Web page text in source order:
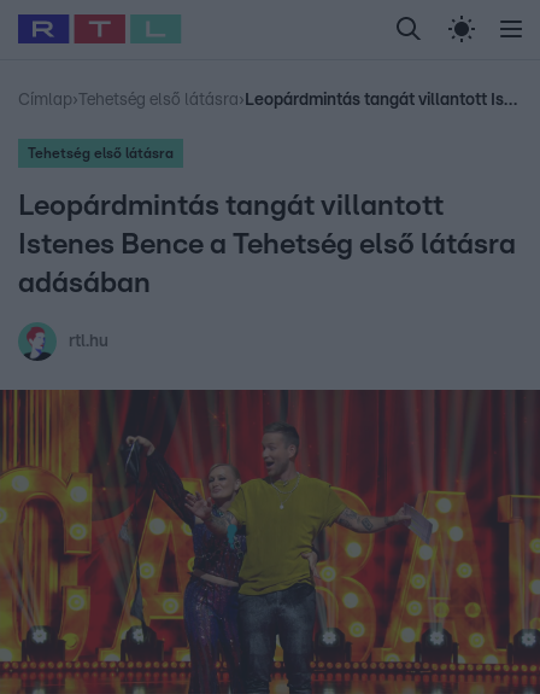
Legfrissebb RTL Híradó Randi Celeb vagyok,
Babits Marcella Most Wanted Gallusz
Címlap› Tehetség első látásra› Leopárdmintás tangát villantott Istenes Bence a Tehetség első látásra adásában
Tehetség első látásra
Leopárdmintás tangát villantott
Istenes Bence a Tehetség első látásra
adásában
rtl.hu